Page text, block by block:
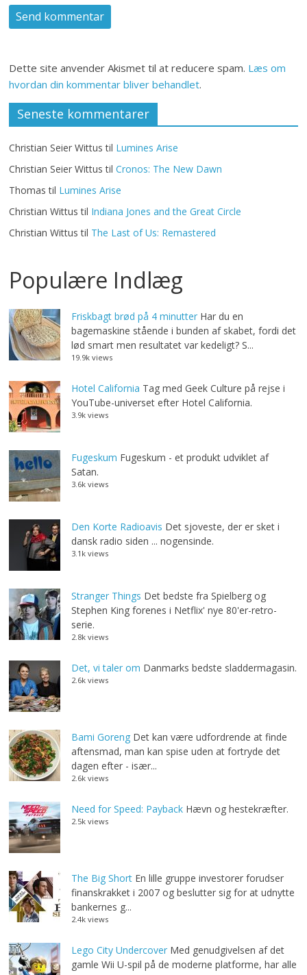
Dette site anvender Akismet til at reducere spam. Læs om
hvordan din kommentar bliver behandlet.
Seneste kommentarer
Christian Seier Wittus til Lumines Arise
Christian Seier Wittus tilCronos: The New Dawn
Thomas til Lumines Arise
Christian Wittus til Indiana Jones and the Great Circle
Christian Wittus til The Last of Us: Remastered
Populære Indlæg
Friskbagt brød på 4 minutter Har du en
bagemaskine stående i bunden af skabet, fordi det
lød smart men resultatet var kedeligt? S...
19.9k views
Hotel California Tag med Geek Culture på rejse i
YouTube-universet efter Hotel California.
3.9k views
Fugeskum Fugeskum - et produkt udviklet af
Satan.
3.6k views
Den Korte Radioavis Det sjoveste, der er sket i
dansk radio siden ... nogensinde.
3.1k views
Stranger Things Det bedste fra Spielberg og
Stephen King forenes i Netflix' nye 80'er-retro-
serie.
2.8k views
Det, vi taler om Danmarks bedste sladdermagasin.
2.6k views
Bami Goreng Det kan være udfordrende at finde
aftensmad, man kan spise uden at fortryde det
dagen efter - især...
2.6k views
Need for Speed: Payback Hævn og hestekræfter.
2.5k views
The Big Short En lille gruppe investorer forudser
finanskrakket i 2007 og beslutter sig for at udnytte
bankernes g...
2.4k views
Lego City Undercover Med genudgivelsen af det
gamle Wii U-spil på de moderne platforme, har alle